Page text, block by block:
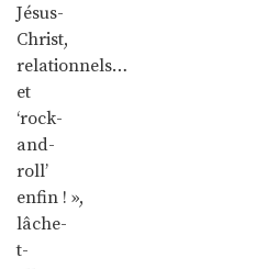
Jésus-
Christ,
relationnels…
et
‘rock-
and-
roll’
enfin ! »,
lâche-
t-